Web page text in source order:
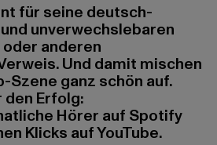
für seine deutsch-
unverwechslebaren
anderen
Und damit mischen
Szene ganz schön auf.
Erfolg:
Hörer auf Spotify
Klicks auf YouTube.